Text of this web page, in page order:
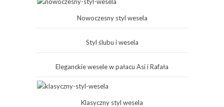
Nowoczesny styl wesela
Styl ślubu i wesela
Eleganckie wesele w pałacu Asi i Rafała
Klasyczny styl wesela